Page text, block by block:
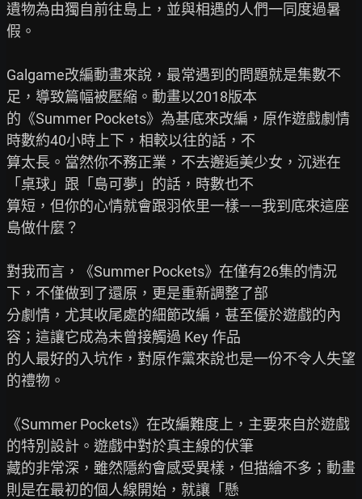
遺物為由獨自前往島上，並與相遇的人們一同度過暑
假。
Galgame改編動畫來說，最常遇到的問題就是集數不
足，導致篇幅被壓縮。動畫以2018版本
的《Summer Pockets》為基底來改編，原作遊戲劇情
時數約40小時上下，相較以往的話，不
算太長。當然你不務正業，不去邂逅美少女，沉迷在
「桌球」跟「島可夢」的話，時數也不
算短，但你的心情就會跟羽依里一樣——我到底來這座
島做什麼？
對我而言，《Summer Pockets》在僅有26集的情況
下，不僅做到了還原，更是重新調整了部
分劇情，尤其收尾處的細節改編，甚至優於遊戲的內
容；這讓它成為未曾接觸過 Key 作品
的人最好的入坑作，對原作黨來說也是一份不令人失望
的禮物。
《Summer Pockets》在改編難度上，主要來自於遊戲
的特別設計。遊戲中對於真主線的伏筆
藏的非常深，雖然隱約會感受異樣，但描繪不多；動畫
則是在最初的個人線開始，就讓「懸